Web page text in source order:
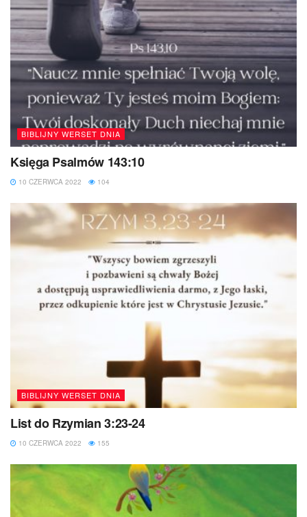
BIBLIJNY WERSET DNIA
Księga Psalmów 143:10
10 CZERWCA 2022 104
BIBLIJNY WERSET DNIA
List do Rzymian 3:23-24
10 CZERWCA 2022 155